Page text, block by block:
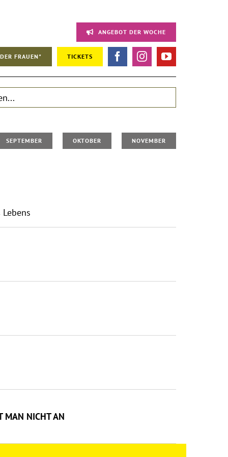
ANGEBOT DER WOCHE
FRAUEN" TICKETS
SEPTEMBER OKTOBER NOVEMBER
MAN NICHT AN